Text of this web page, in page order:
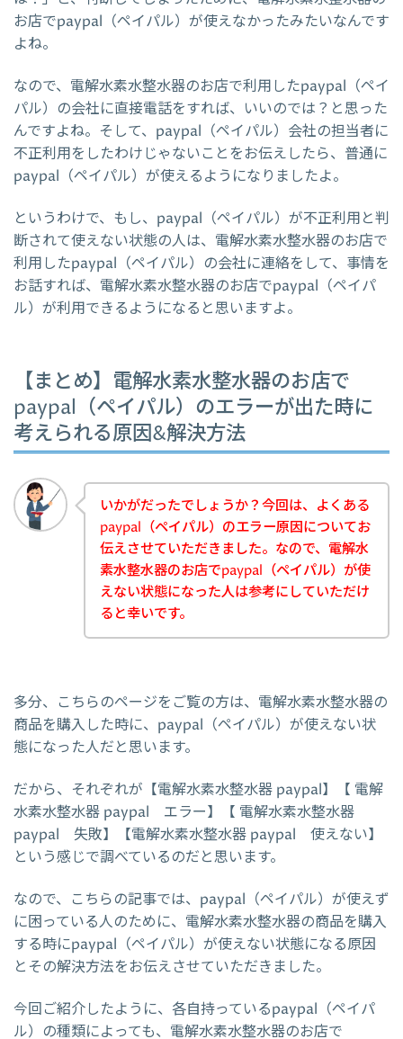
お店でpaypal（ペイパル）が使えなかったみたいなんです
よね。
なので、電解水素水整水器のお店で利用したpaypal（ペイ
パル）の会社に直接電話をすれば、いいのでは？と思った
んですよね。そして、paypal（ペイパル）会社の担当者に
不正利用をしたわけじゃないことをお伝えしたら、普通に
paypal（ペイパル）が使えるようになりましたよ。
というわけで、もし、paypal（ペイパル）が不正利用と判
断されて使えない状態の人は、電解水素水整水器のお店で
利用したpaypal（ペイパル）の会社に連絡をして、事情を
お話すれば、電解水素水整水器のお店でpaypal（ペイパ
ル）が利用できるようになると思いますよ。
【まとめ】電解水素水整水器のお店で
paypal（ペイパル）のエラーが出た時に
考えられる原因&解決方法
いかがだったでしょうか？今回は、よくある
paypal（ペイパル）のエラー原因についてお
伝えさせていただきました。なので、電解水
素水整水器のお店でpaypal（ペイパル）が使
えない状態になった人は参考にしていただけ
ると幸いです。
多分、こちらのページをご覧の方は、電解水素水整水器の
商品を購入した時に、paypal（ペイパル）が使えない状
態になった人だと思います。
だから、それぞれが【電解水素水整水器 paypal】【 電解
水素水整水器 paypal エラー】【 電解水素水整水器
paypal 失敗】【電解水素水整水器 paypal 使えない】
という感じで調べているのだと思います。
なので、こちらの記事では、paypal（ペイパル）が使えず
に困っている人のために、電解水素水整水器の商品を購入
する時にpaypal（ペイパル）が使えない状態になる原因
とその解決方法をお伝えさせていただきました。
今回ご紹介したように、各自持っているpaypal（ペイパ
ル）の種類によっても、電解水素水整水器のお店で